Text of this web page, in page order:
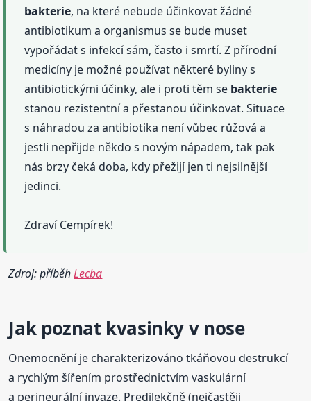
bakterie, na které nebude účinkovat žádné
antibiotikum a organismus se bude muset
vypořádat s infekcí sám, často i smrtí. Z přírodní
medicíny je možné používat některé byliny s
antibiotickými účinky, ale i proti těm se bakterie
stanou rezistentní a přestanou účinkovat. Situace
s náhradou za antibiotika není vůbec růžová a
jestli nepřijde někdo s novým nápadem, tak pak
nás brzy čeká doba, kdy přežijí jen ti nejsilnější
jedinci.
Zdraví Cempírek!
Zdroj: příběhLecba
Jak poznat kvasinkyv nose
Onemocnění je charakterizováno tkáňovou destrukcí
a rychlým šířením prostřednictvím vaskulární
a perineurální invaze. Predilekčně (nejčastěji